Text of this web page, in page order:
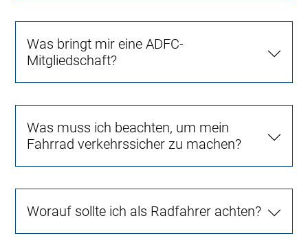
Was bringt mir eine ADFC-
Mitgliedschaft?
Was muss ich beachten, um mein
Fahrrad verkehrssicher zu machen?
Worauf sollte ich als Radfahrer achten?